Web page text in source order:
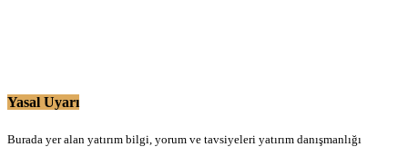
Yasal Uyarı
Burada yer alan yatırım bilgi, yorum ve tavsiyeleri yatırım danışmanlığı